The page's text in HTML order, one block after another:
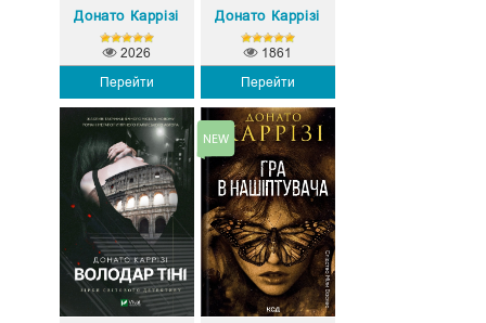
Донато Каррізі
Перейти
2026
Донато Каррізі
Перейти
1861